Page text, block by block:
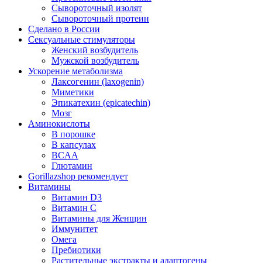
Сывороточный изолят
Сывороточный протеин
Сделано в России
Сексуальные стимуляторы
Женский возбудитель
Мужской возбудитель
Ускорение метаболизма
Лаксогенин (laxogenin)
Миметики
Эпикатехин (epicatechin)
Мозг
Аминокислоты
В порошке
В капсулах
BCAA
Глютамин
Gorillazshop рекомендует
Витамины
Витамин D3
Витамин С
Витамины для Женщин
Иммунитет
Омега
Пребиотики
Растительные экстракты и адаптогены